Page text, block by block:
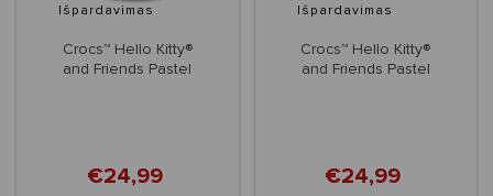
Išpardavimas
Crocs™ Hello Kitty®
and Friends Pastel
€24,99
Išpardavimas
Crocs™ Hello Kitty®
and Friends Pastel
€24,99